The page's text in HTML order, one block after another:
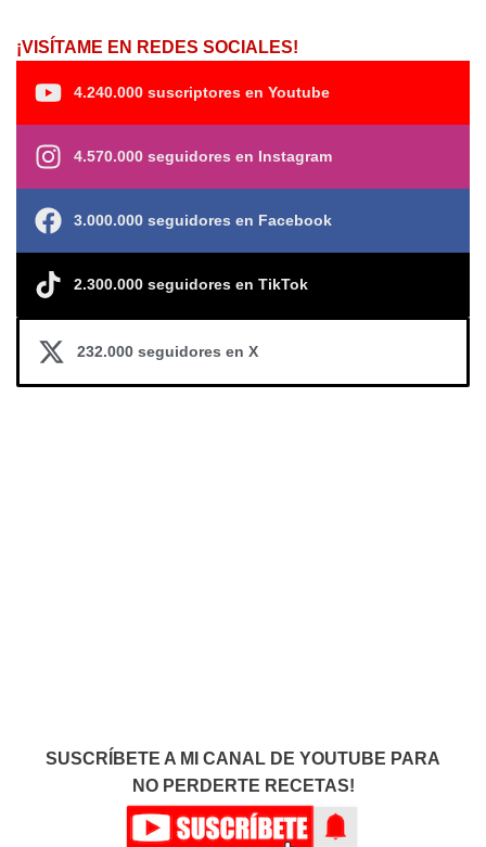
¡VISÍTAME EN REDES SOCIALES!
4.240.000 suscriptores en Youtube
4.570.000 seguidores en Instagram
3.000.000 seguidores en Facebook
2.300.000 seguidores en TikTok
232.000 seguidores en X
SUSCRÍBETE A MI CANAL DE YOUTUBE PARA
NO PERDERTE RECETAS!